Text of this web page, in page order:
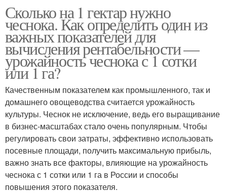
Сколько на 1 гектар нужно
чеснока. Как определить один из
важных показателей для
вычисления рентабельности —
урожайность чеснока с 1 сотки
или 1 га?
Качественным показателем как промышленного, так и
домашнего овощеводства считается урожайность
культуры. Чеснок не исключение, ведь его выращивание
в бизнес-масштабах стало очень популярным. Чтобы
регулировать свои затраты, эффективно использовать
посевные площади, получить максимальную прибыль,
важно знать все факторы, влияющие на урожайность
чеснока с 1 сотки или 1 га в России и способы
повышения этого показателя.